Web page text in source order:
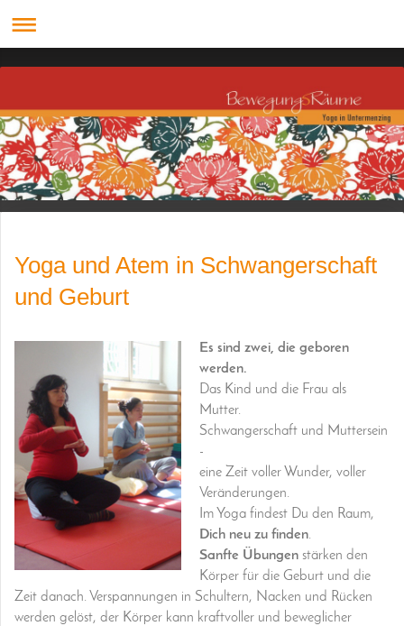
Yoga und Atem in Schwangerschaft
und Geburt
Es sind zwei, die geboren
werden.
Das Kind und die Frau als
Mutter.
Schwangerschaft und Muttersein
-
eine Zeit voller Wunder, voller
Veränderungen.
Im Yoga findest Du den Raum,
Dich neu zu finden.
Sanfte Übungen stärken den
Körper für die Geburt und die
Zeit danach. Verspannungen in Schultern, Nacken und Rücken
werden gelöst, der Körper kann kraftvoller und beweglicher